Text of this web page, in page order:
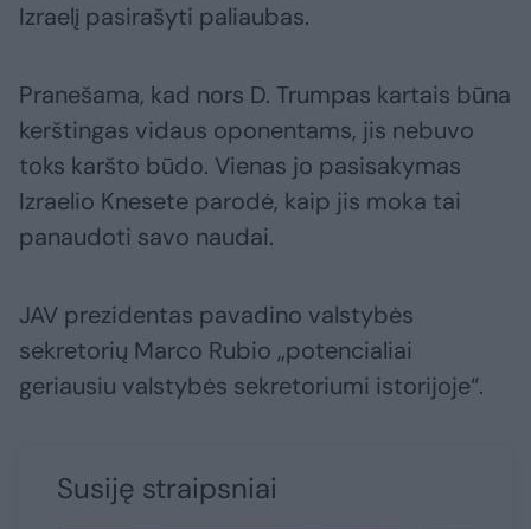
Izraelį pasirašyti paliaubas.
Pranešama, kad nors D. Trumpas kartais būna
kerštingas vidaus oponentams, jis nebuvo
toks karšto būdo. Vienas jo pasisakymas
Izraelio Knesete parodė, kaip jis moka tai
panaudoti savo naudai.
JAV prezidentas pavadino valstybės
sekretorių Marco Rubio „potencialiai
geriausiu valstybės sekretoriumi istorijoje“.
Susiję straipsniai